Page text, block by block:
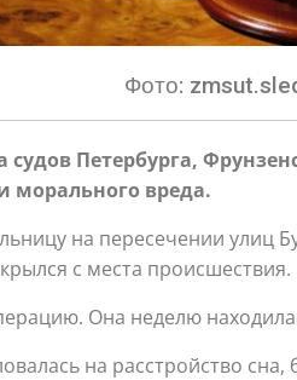
Фото:
Петербурга,
морального вреда.
на пересечении улиц
с места происшествия.
Она неделю
на расстройство